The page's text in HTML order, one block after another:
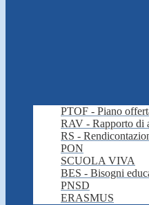
PTOF - Piano
RAV - Rapporto di
RS -
PON
SCUOLA VIVA
BES - Bisogni
PNSD
ERASMUS